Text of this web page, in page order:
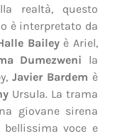
realtà, questo
è interpretato da
Baileyè Ariel,
Dumezweni la
Javier Bardem è
Ursula. La trama
giovane sirena
voce e